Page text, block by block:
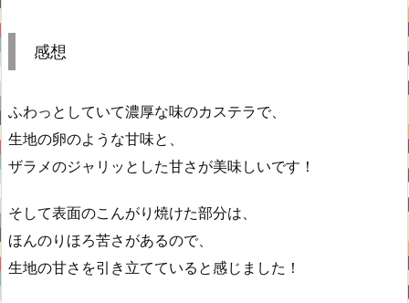
感想
ふわっとしていて濃厚な味のカステラで、
生地の卵のような甘味と、
ザラメのジャリッとした甘さが美味しいです！
そして表面のこんがり焼けた部分は、
ほんのりほろ苦さがあるので、
生地の甘さを引き立てていると感じました！